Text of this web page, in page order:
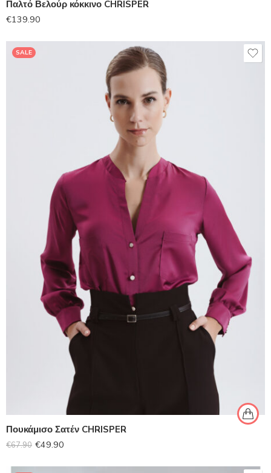
Παλτό Βελούρ κόκκινο CHRISPER
€139.90
SALE
Πουκάμισο Σατέν CHRISPER
€67.90 €49.90